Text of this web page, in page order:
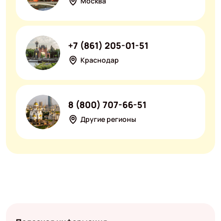
Краснодар
+7 (861) 205-01-51
Другие регионы
8 (800) 707-66-51